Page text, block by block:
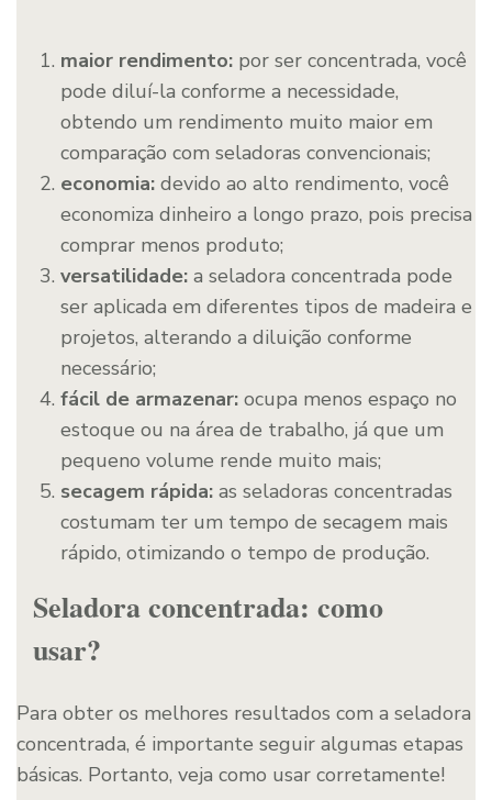
maior rendimento: por ser concentrada, você
pode diluí-la conforme a necessidade,
obtendo um rendimento muito maior em
comparação com seladoras convencionais;
economia: devido ao alto rendimento, você
economiza dinheiro a longo prazo, pois precisa
comprar menos produto;
versatilidade: a seladora concentrada pode
ser aplicada em diferentes tipos de madeira e
projetos, alterando a diluição conforme
necessário;
fácil de armazenar: ocupa menos espaço no
estoque ou na área de trabalho, já que um
pequeno volume rende muito mais;
secagem rápida: as seladoras concentradas
costumam ter um tempo de secagem mais
rápido, otimizando o tempo de produção.
Seladora concentrada: como
usar?
Para obter os melhores resultados com a seladora
concentrada, é importante seguir algumas etapas
básicas. Portanto, veja como usar corretamente!